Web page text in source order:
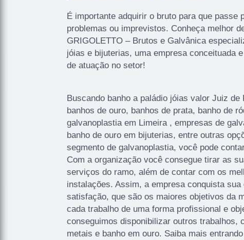
É importante adquirir o bruto para que passe
problemas ou imprevistos. Conheça melhor
GRIGOLETTO – Brutos e Galvânica
jóias e bijuterias, uma empresa conceituada
de atuação no setor!
Buscando banho a paládio jóias valor Juiz de
banhos de ouro, banhos de prata, banho de
galvanoplastia em Limeira , empresas de
banho de ouro em bijuterias, entre outras
segmento de galvanoplastia, você pode
Com a organização você consegue tirar as
serviços do ramo, além de contar com os
instalações. Assim, a empresa conquista sua
satisfação, que são os maiores objetivos da
cada trabalho de uma forma profissional e
conseguimos disponibilizar outros trabalhos,
metais e banho em ouro. Saiba mais